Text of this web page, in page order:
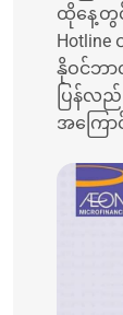
ထိုနေ့တွင်
Hotline
နိုဝင်ဘာ
ပြန်လည်
အကြော